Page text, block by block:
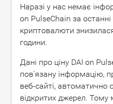
Наразі у нас немає
on PulseChain за останні
криптовалюти
години.
Дані про ціну DAI on
пов'язану інформацію,
веб-сайті, автоматично
відкритих джерел.